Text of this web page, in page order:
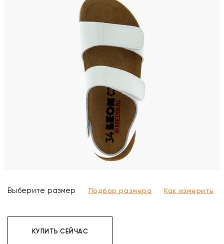
Выберите размер Подбор размера Как измерить
КУПИТЬ СЕЙЧАС